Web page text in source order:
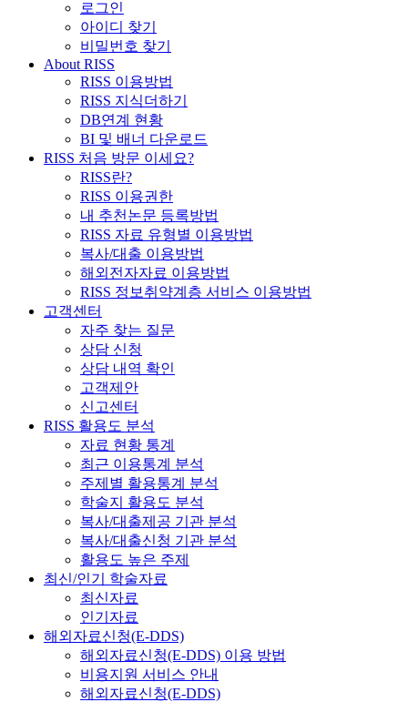
로그인
아이디 찾기
비밀번호 찾기
About RISS
RISS 이용방법
RISS 지식더하기
DB연계 현황
BI 및 배너 다운로드
RISS 처음 방문 이세요?
RISS란?
RISS 이용권한
내 추천논문 등록방법
RISS 자료 유형별 이용방법
복사/대출 이용방법
해외전자자료 이용방법
RISS 정보취약계층 서비스 이용방법
고객센터
자주 찾는 질문
상담 신청
상담 내역 확인
고객제안
신고센터
RISS 활용도 분석
자료 현황 통계
최근 이용통계 분석
주제별 활용통계 분석
학술지 활용도 분석
복사/대출제공 기관 분석
복사/대출신청 기관 분석
활용도 높은 주제
최신/인기 학술자료
최신자료
인기자료
해외자료신청(E-DDS)
해외자료신청(E-DDS) 이용 방법
비용지원 서비스 안내
해외자료신청(E-DDS)